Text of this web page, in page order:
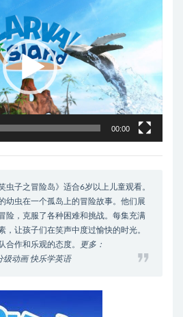
00:00
虫子之冒险岛》适合6岁以上儿童观看。
幼虫在一个孤岛上的冒险故事。他们展
险，克服了各种困难和挑战。每集充满
，让孩子们在笑声中度过愉快的时光。
合作和乐观的态度。
更多：
级动画 快乐学英语